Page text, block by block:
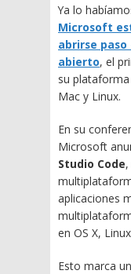
Ya lo
Microsoft
abrirse
abierto, el
su
Mac y Linux.
En su
Microsoft
Studio Code
aplicaciones
en OS X,
Esto marca